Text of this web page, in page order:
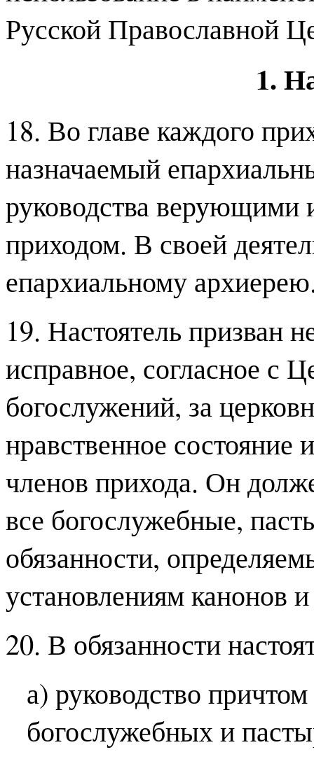
Русской Православной
1.
18. Во главе каждого
назначаемый
руководства верующими
приходом. В своей
епархиальному
19. Настоятель призван
исправное, согласное с
богослужений, за
нравственное состояние
членов прихода. Он
все богослужебные,
обязанности,
установлениям канонов
20. В обязанности
а) руководство
богослужебных и